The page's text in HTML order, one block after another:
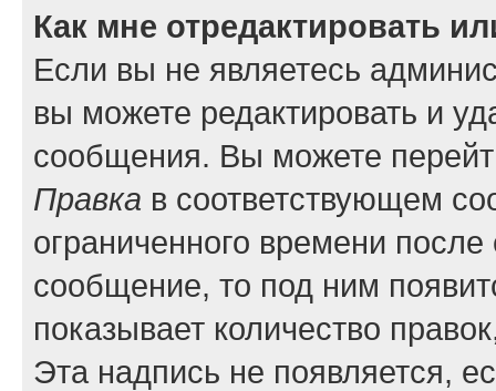
Как мне отредактировать
Если вы не являетесь
вы можете редактировать и
сообщения. Вы можете
Правка в соответствующем
ограниченного времени
сообщение, то под ним
показывает количество
Эта надпись не появляется,